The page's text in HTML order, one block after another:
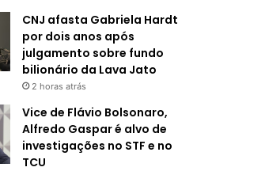
CNJ afasta Gabriela Hardt
por dois anos após
julgamento sobre fundo
bilionário da Lava Jato
2 horas atrás
Vice de Flávio Bolsonaro,
Alfredo Gaspar é alvo de
investigações no STF e no
TCU